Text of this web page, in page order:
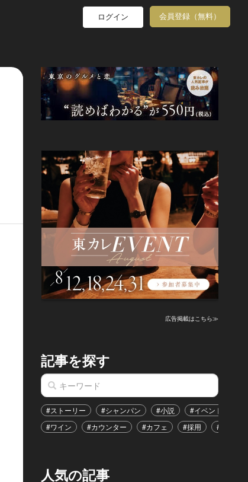
ログイン 会員登録（無料）
広告掲載はこちら≫
記事を探す
#ストーリー #シャンパン #小説 #イベント
#ワイン
#カウンター #カフェ #採用 #恋愛
人気の記事